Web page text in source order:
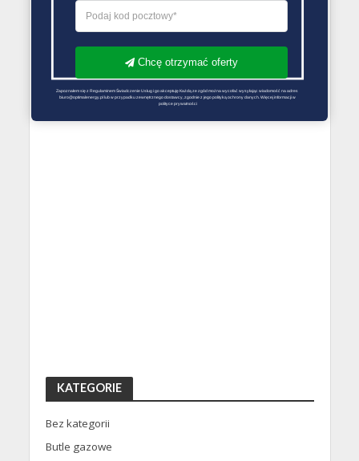
KATEGORIE
Bez kategorii
Butle gazowe
Chcę otrzymać oferty
Zapoznałem się z Regulaminem Świadczenie Usług i go akceptuję Każdą ze zgód można wycofać wysyłając wiadomość na adres
biuro@optimalenergy.pl lub w przypadku zewnętrznego dostawcy, zgodnie z jego polityką ochrony danych. Więcej informacji w
polityce prywatności